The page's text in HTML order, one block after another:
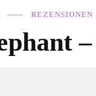
REZENSIONEN